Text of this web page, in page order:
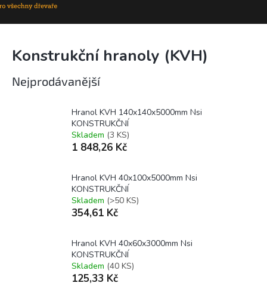
Konstrukční hranoly (KVH)
Nejprodávanější
Hranol KVH 140x140x5000mm Nsi
KONSTRUKČNÍ
Skladem (3 KS)
1 848,26 Kč
Hranol KVH 40x100x5000mm Nsi
KONSTRUKČNÍ
Skladem (>50 KS)
354,61 Kč
Hranol KVH 40x60x3000mm Nsi
KONSTRUKČNÍ
Skladem (40 KS)
125,33 Kč